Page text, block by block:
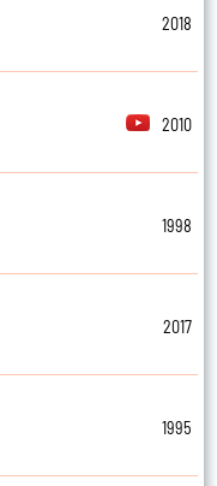
2018
2010
1998
2017
1995